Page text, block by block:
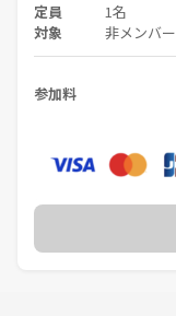
定員 1名
対象 非メンバー
参加料